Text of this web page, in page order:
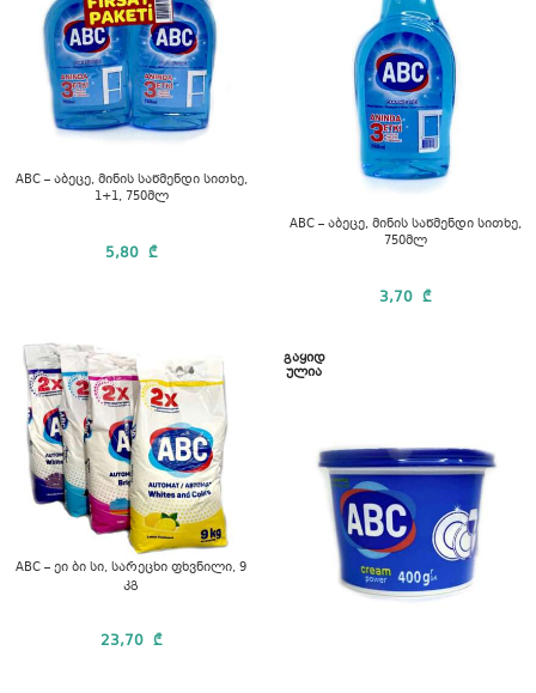
ABC – აბეცე, მინის საწმენდი სითხე,
1+1, 750მლ
5,80 ₾
ABC – აბეცე, მინის საწმენდი სითხე,
750მლ
3,70 ₾
ABC – ეი ბი სი, სარეცხი ფხვნილი, 9
კგ
23,70 ₾
ᲒᲐᲧᲘᲓ
ᲣᲚᲘᲐ